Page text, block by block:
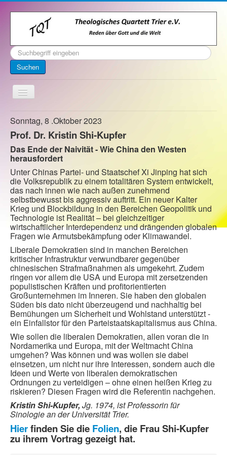
Suchen
...
Suchen
Toggle
Navigation
Startseite
Über uns
Kontakt
Veranstaltungen
Archiv
Impressum
Sonntag, 8 .Oktober 2023
Prof. Dr. Kristin Shi-Kupfer
Das Ende der Naivität - Wie China den Westen
herausfordert
Unter Chinas Partei- und Staatschef Xi Jinping hat sich
die Volksrepublik zu einem totalitären System entwickelt,
das nach innen wie nach außen zunehmend
selbstbewusst bis aggressiv auftritt. Ein neuer Kalter
Krieg und Blockbildung in den Bereichen Geopolitik und
Technologie ist Realität – bei gleichzeitiger
wirtschaftlicher Interdependenz und drängenden globalen
Fragen wie Armutsbekämpfung oder Klimawandel.
Liberale Demokratien sind in manchen Bereichen
kritischer Infrastruktur verwundbarer gegenüber
chinesischen Strafmaßnahmen als umgekehrt. Zudem
ringen vor allem die USA und Europa mit zersetzenden
populistischen Kräften und profitorientierten
Großunternehmen im Inneren. Sie haben den globalen
Süden bis dato nicht überzeugend und nachhaltig bei
Bemühungen um Sicherheit und Wohlstand unterstützt -
ein Einfallstor für den Parteistaatskapitalismus aus China.
Wie sollen die liberalen Demokratien, allen voran die in
Nordamerika und Europa, mit der Weltmacht China
umgehen? Was können und was wollen sie dabei
einsetzen, um nicht nur ihre Interessen, sondern auch die
Ideen und Werte von liberalen demokratischen
Ordnungen zu verteidigen – ohne einen heißen Krieg zu
riskieren? Diesen Fragen wird die Referentin nachgehen.
Kristin Shi-Kupfer, Jg. 1974, ist Professorin für
Sinologie an der Universität Trier.
Hierfinden Sie die Folien, die Frau Shi-Kupfer
zu ihrem Vortrag gezeigt hat.